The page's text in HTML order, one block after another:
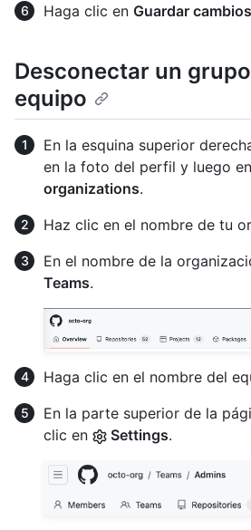
Haga clic en Guardar cambios
Desconectar un
equipo
En la esquina superior
en la foto del perfil y luego en
organizations.
Haz clic en el nombre de tu
En el nombre de la
Teams.
Haga clic en el nombre del
En la parte superior de la
clic en
Settings.